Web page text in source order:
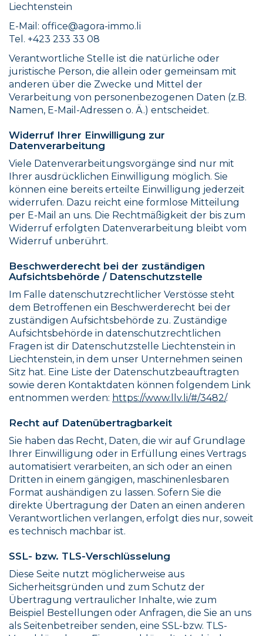
Liechtenstein
E-Mail: office@agora-immo.li
Tel. +423 233 33 08
Verantwortliche Stelle ist die natürliche oder
juristische Person, die allein oder gemeinsam mit
anderen über die Zwecke und Mittel der
Verarbeitung von personenbezogenen Daten (z.B.
Namen, E-Mail-Adressen o. Ä.) entscheidet.
Widerruf Ihrer Einwilligung zur
Datenverarbeitung
Viele Datenverarbeitungsvorgänge sind nur mit
Ihrer ausdrücklichen Einwilligung möglich. Sie
können eine bereits erteilte Einwilligung jederzeit
widerrufen. Dazu reicht eine formlose Mitteilung
per E-Mail an uns. Die Rechtmäßigkeit der bis zum
Widerruf erfolgten Datenverarbeitung bleibt vom
Widerruf unberührt.
Beschwerderecht bei der zuständigen
Aufsichtsbehörde / Datenschutzstelle
Im Falle datenschutzrechtlicher Verstösse steht
dem Betroffenen ein Beschwerderecht bei der
zuständigen Aufsichtsbehörde zu. Zuständige
Aufsichtsbehörde in datenschutzrechtlichen
Fragen ist dir Datenschutzstelle Liechtenstein in
Liechtenstein, in dem unser Unternehmen seinen
Sitz hat. Eine Liste der Datenschutzbeauftragten
sowie deren Kontaktdaten können folgendem Link
entnommen werden: https://www.llv.li/#/3482/.
Recht auf Datenübertragbarkeit
Sie haben das Recht, Daten, die wir auf Grundlage
Ihrer Einwilligung oder in Erfüllung eines Vertrags
automatisiert verarbeiten, an sich oder an einen
Dritten in einem gängigen, maschinenlesbaren
Format aushändigen zu lassen. Sofern Sie die
direkte Übertragung der Daten an einen anderen
Verantwortlichen verlangen, erfolgt dies nur, soweit
es technisch machbar ist.
SSL- bzw. TLS-Verschlüsselung
Diese Seite nutzt möglicherweise aus
Sicherheitsgründen und zum Schutz der
Übertragung vertraulicher Inhalte, wie zum
Beispiel Bestellungen oder Anfragen, die Sie an uns
als Seitenbetreiber senden, eine SSL-bzw. TLS-